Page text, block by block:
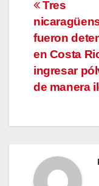
de
Tres
fueron
en Costa
ingresar
de manera